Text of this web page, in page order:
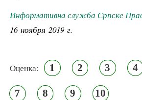
Информативна служба Српске
16 ноября 2019 г.
Оценка: 1 2 3 4
7 8 9 10